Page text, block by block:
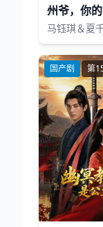
马钰琪＆夏
国产剧 第